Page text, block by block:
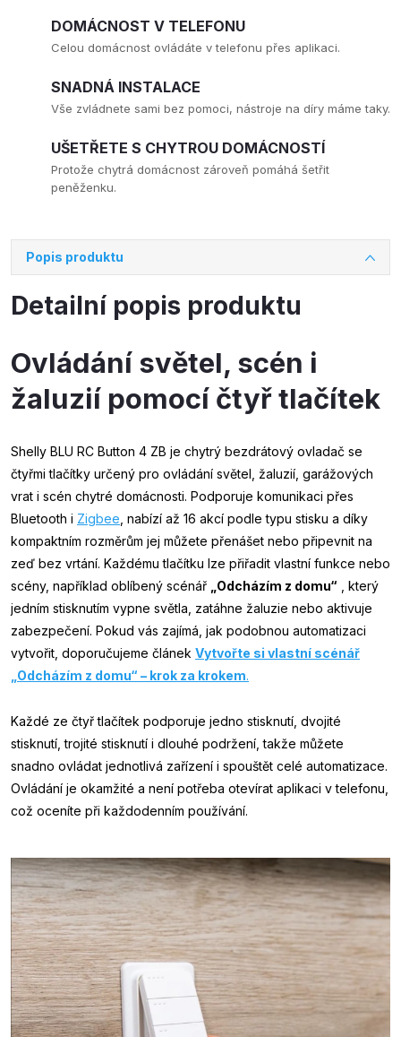
DOMÁCNOST V TELEFONU
Celou domácnost ovládáte v telefonu přes aplikaci.
SNADNÁ INSTALACE
Vše zvládnete sami bez pomoci, nástroje na díry máme taky.
UŠETŘETE S CHYTROU DOMÁCNOSTÍ
Protože chytrá domácnost zároveň pomáhá šetřit
peněženku.
Popis produktu
Detailní popis produktu
Ovládání světel, scén i
žaluzií pomocí čtyř tlačítek
Shelly BLU RC Button 4 ZB je chytrý bezdrátový ovladač se
čtyřmi tlačítky určený pro ovládání světel, žaluzií, garážových
vrat i scén chytré domácnosti. Podporuje komunikaci přes
Bluetooth i Zigbee , nabízí až 16 akcí podle typu stisku a díky
kompaktním rozměrům jej můžete přenášet nebo připevnit na
zeď bez vrtání. Každému tlačítku lze přiřadit vlastní funkce nebo
scény, například oblíbený scénář
„Odcházím z domu“ , který
jedním stisknutím vypne světla, zatáhne žaluzie nebo aktivuje
zabezpečení. Pokud vás zajímá, jak podobnou automatizaci
vytvořit, doporučujeme článek Vytvořte si vlastní scénář
„Odcházím z domu“ – krok za krokem.
Každé ze čtyř tlačítek podporuje jedno stisknutí, dvojité
stisknutí, trojité stisknutí i dlouhé podržení, takže můžete
snadno ovládat jednotlivá zařízení i spouštět celé automatizace.
Ovládání je okamžité a není potřeba otevírat aplikaci v telefonu,
což oceníte při každodenním používání.